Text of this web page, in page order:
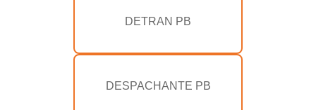
DETRAN PB
DESPACHANTE PB